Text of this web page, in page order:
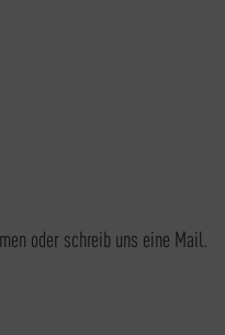
oder schreib uns eine Mail.